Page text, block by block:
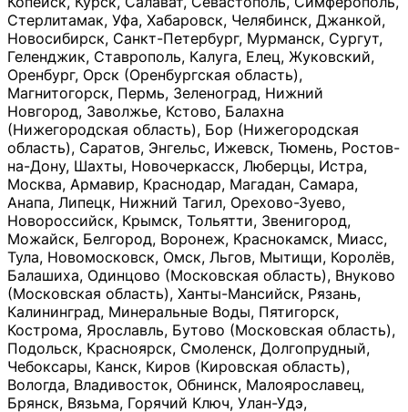
Стерлитамак, Уфа, Хабаровск, Челябинск, Джанкой,
Новосибирск, Санкт-Петербург, Мурманск, Сургут,
Геленджик, Ставрополь, Калуга, Елец, Жуковский,
Оренбург, Орск (Оренбургская область),
Магнитогорск, Пермь, Зеленоград, Нижний
Новгород, Заволжье, Кстово, Балахна
(Нижегородская область), Бор (Нижегородская
область), Саратов, Энгельс, Ижевск, Тюмень, Ростов-
на-Дону, Шахты, Новочеркасск, Люберцы, Истра,
Москва, Армавир, Краснодар, Магадан, Самара,
Анапа, Липецк, Нижний Тагил, Орехово-Зуево,
Новороссийск, Крымск, Тольятти, Звенигород,
Можайск, Белгород, Воронеж, Краснокамск, Миасс,
Тула, Новомосковск, Омск, Льгов, Мытищи, Королёв,
Балашиха, Одинцово (Московская область), Внуково
(Московская область), Ханты-Мансийск, Рязань,
Калининград, Минеральные Воды, Пятигорск,
Кострома, Ярославль, Бутово (Московская область),
Подольск, Красноярск, Смоленск, Долгопрудный,
Чебоксары, Канск, Киров (Кировская область),
Вологда, Владивосток, Обнинск, Малоярославец,
Брянск, Вязьма, Горячий Ключ, Улан-Удэ,